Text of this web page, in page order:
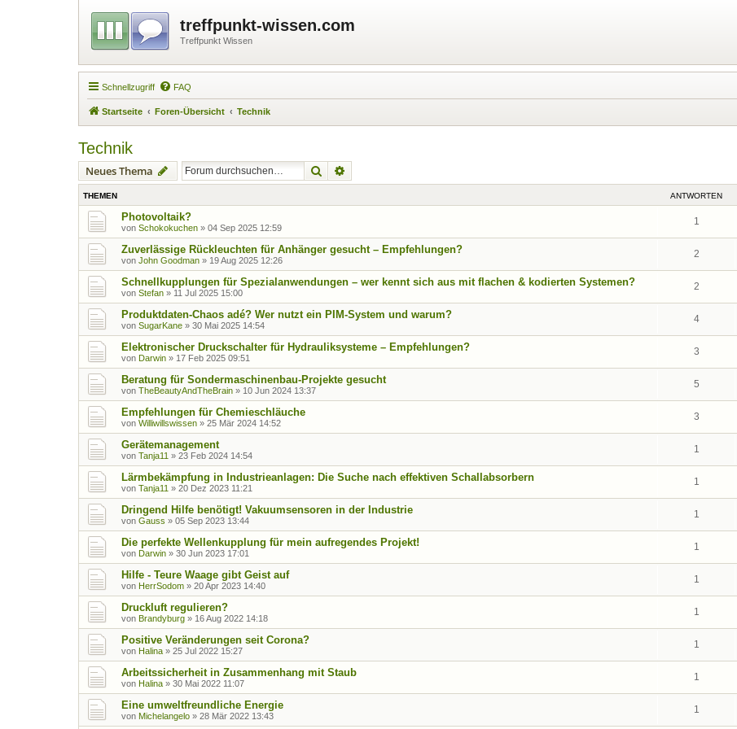
treffpunkt-wissen.com
Treffpunkt Wissen
Schnellzugriff FAQ
Startseite Foren-Übersicht Technik
Technik
Neues Thema Suche
THEMEN ANTWORTEN
Photovoltaik?
von Schokokuchen » 04 Sep 2025 12:59
1
Zuverlässige Rückleuchten für Anhänger gesucht – Empfehlungen?
von John Goodman » 19 Aug 2025 12:26
2
Schnellkupplungen für Spezialanwendungen – wer kennt sich aus mit flachen & kodierten Systemen?
von Stefan » 11 Jul 2025 15:00
2
Produktdaten-Chaos adé? Wer nutzt ein PIM-System und warum?
von SugarKane » 30 Mai 2025 14:54
4
Elektronischer Druckschalter für Hydrauliksysteme – Empfehlungen?
von Darwin » 17 Feb 2025 09:51
3
Beratung für Sondermaschinenbau-Projekte gesucht
von TheBeautyAndTheBrain » 10 Jun 2024 13:37
5
Empfehlungen für Chemieschläuche
von Williwillswissen » 25 Mär 2024 14:52
3
Gerätemanagement
von Tanja11 » 23 Feb 2024 14:54
1
Lärmbekämpfung in Industrieanlagen: Die Suche nach effektiven Schallabsorbern
von Tanja11 » 20 Dez 2023 11:21
1
Dringend Hilfe benötigt! Vakuumsensoren in der Industrie
von Gauss » 05 Sep 2023 13:44
1
Die perfekte Wellenkupplung für mein aufregendes Projekt!
von Darwin » 30 Jun 2023 17:01
1
Hilfe - Teure Waage gibt Geist auf
von HerrSodom » 20 Apr 2023 14:40
1
Druckluft regulieren?
von Brandyburg » 16 Aug 2022 14:18
1
Positive Veränderungen seit Corona?
von Halina » 25 Jul 2022 15:27
1
Arbeitssicherheit in Zusammenhang mit Staub
von Halina » 30 Mai 2022 11:07
1
Eine umweltfreundliche Energie
von Michelangelo » 28 Mär 2022 13:43
1